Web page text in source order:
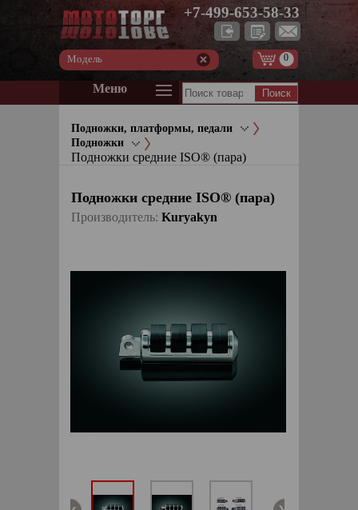
+7-499-653-58-33
Модель 0
Меню
Подножки, платформы, педали
Подножки
Подножки средние ISO® (пара)
Подножки средние ISO® (пара)
Производитель: Kuryakyn